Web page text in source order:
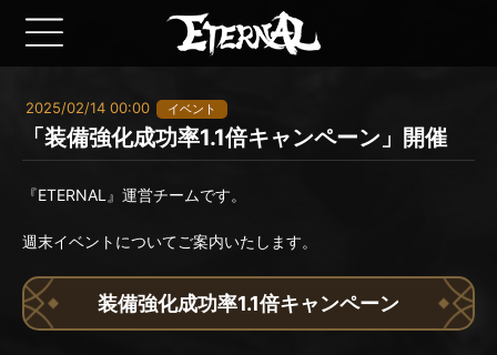
2025/02/14 00:00 イベント
「装備強化成功率1.1倍キャンペーン」開催
『ETERNAL』運営チームです。
週末イベントについてご案内いたします。
装備強化成功率1.1倍キャンペーン